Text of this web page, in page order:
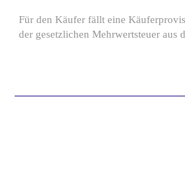
Für den Käufer fällt eine
der gesetzlichen Mehrwertsteuer aus